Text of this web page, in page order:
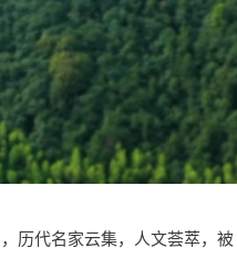
代名家云集，人文荟萃，被